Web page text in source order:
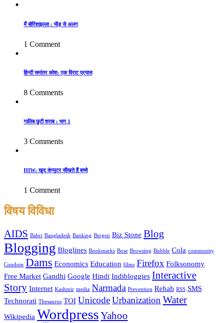
मैं बोरिशाइल्ला : भीड़ से अलग
1 Comment
हिन्दी समांतर कोश: एक विराट प्रयास
8 Comments
गालिब छुटी शराब : भाग 1
3 Comments
HIW: खुद कंप्यूटर सीखते हैं बच्चे
1 Comment
विषय विविधा
AIDS Babri Bangladesh Banking Bergen Biz Stone Blog
Blogging Bloglines Bookmarks Bose Browsing Bubble Cola community
Condom Dams Economics Education films Firefox Folksonomy
Free Market Gandhi Google Hindi Indibloggies Interactive
Story Internet Kashmir media Narmada Prevention Rehab RSS SMS
Technorati Thesaurus TOI UnicodeUrbanization Water
Wikipedia WordpressYahoo